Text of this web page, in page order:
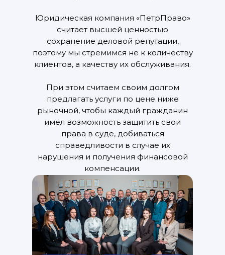
Юридическая компания «ПетрПраво»
считает высшей ценностью
сохранение деловой репутации,
поэтому мы стремимся не к количеству
клиентов, а качеству их обслуживания.
При этом считаем своим долгом
предлагать услуги по цене ниже
рыночной, чтобы каждый гражданин
имел возможность защитить свои
права в суде, добиваться
справедливости в случае их
нарушения и получения финансовой
компенсации.